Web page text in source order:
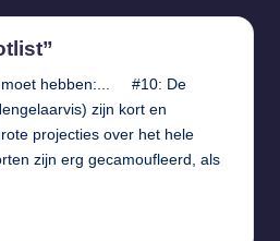
moet hebben:... #10: De
zijn kort en
projecties over het hele
zijn erg gecamoufleerd, als